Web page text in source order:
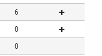
6
0
0